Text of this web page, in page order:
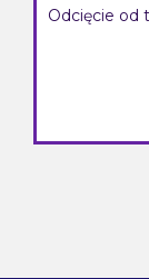
Odcięcie od